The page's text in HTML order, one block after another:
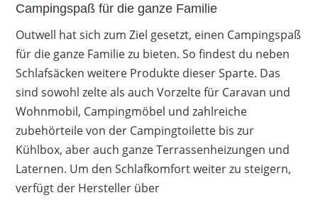
Campingspaß für die ganze Familie
Outwell hat sich zum Ziel gesetzt, einen Campingspaß
für die ganze Familie zu bieten. So findest du neben
Schlafsäcken weitere Produkte dieser Sparte. Das
sind sowohl zelte als auch Vorzelte für Caravan und
Wohnmobil, Campingmöbel und zahlreiche
zubehörteile von der Campingtoilette bis zur
Kühlbox, aber auch ganze Terrassenheizungen und
Laternen. Um den Schlafkomfort weiter zu steigern,
verfügt der Hersteller über